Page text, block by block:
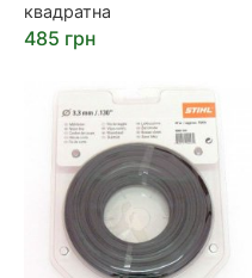
квадратна
485 грн